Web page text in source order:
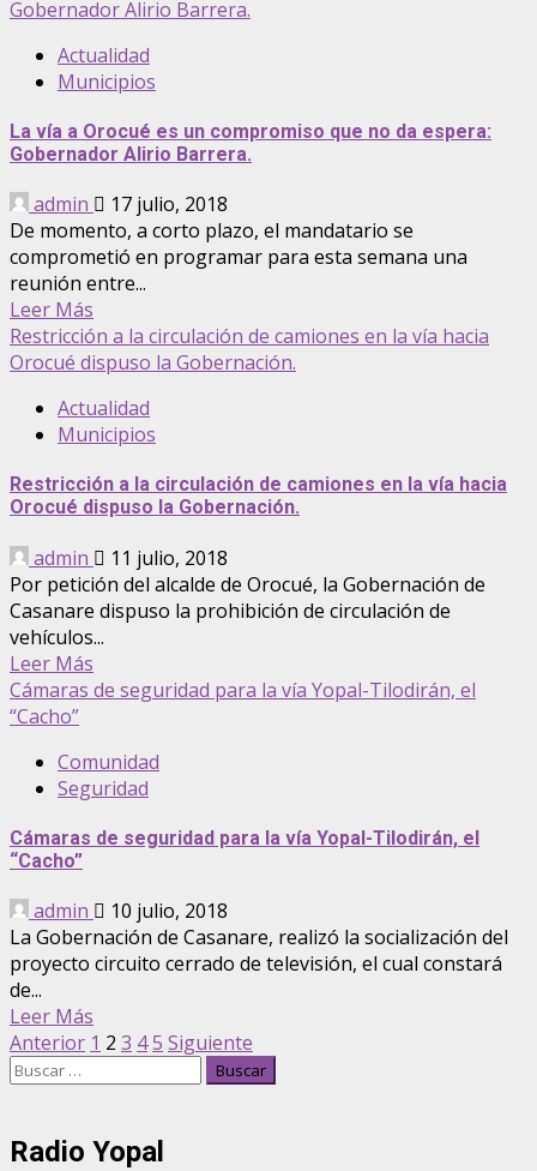
Gobernador Alirio Barrera.
Actualidad
Municipios
La vía a Orocué es un compromiso que no da espera:
Gobernador Alirio Barrera.
admin
17 julio, 2018
De momento, a corto plazo, el mandatario se
comprometió en programar para esta semana una
reunión entre...
Leer Más
Restricción a la circulación de camiones en la vía hacia
Orocué dispuso la Gobernación.
Actualidad
Municipios
Restricción a la circulación de camiones en la vía hacia
Orocué dispuso la Gobernación.
admin
11 julio, 2018
Por petición del alcalde de Orocué, la Gobernación de
Casanare dispuso la prohibición de circulación de
vehículos...
Leer Más
Cámaras de seguridad para la vía Yopal-Tilodirán, el
“Cacho”
Comunidad
Seguridad
Cámaras de seguridad para la vía Yopal-Tilodirán, el
“Cacho”
admin
10 julio, 2018
La Gobernación de Casanare, realizó la socialización del
proyecto circuito cerrado de televisión, el cual constará
de...
Leer Más
Anterior 1 2 3 45 Siguiente
Radio Yopal